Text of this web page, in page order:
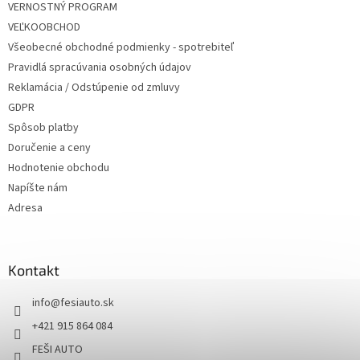
VERNOSTNÝ PROGRAM
VEĽKOOBCHOD
Všeobecné obchodné podmienky - spotrebiteľ
Pravidlá spracúvania osobných údajov
Reklamácia / Odstúpenie od zmluvy
GDPR
Spôsob platby
Doručenie a ceny
Hodnotenie obchodu
Napíšte nám
Adresa
Kontakt
info@fesiauto.sk
+421 915 864 084
FEŠI AUTO